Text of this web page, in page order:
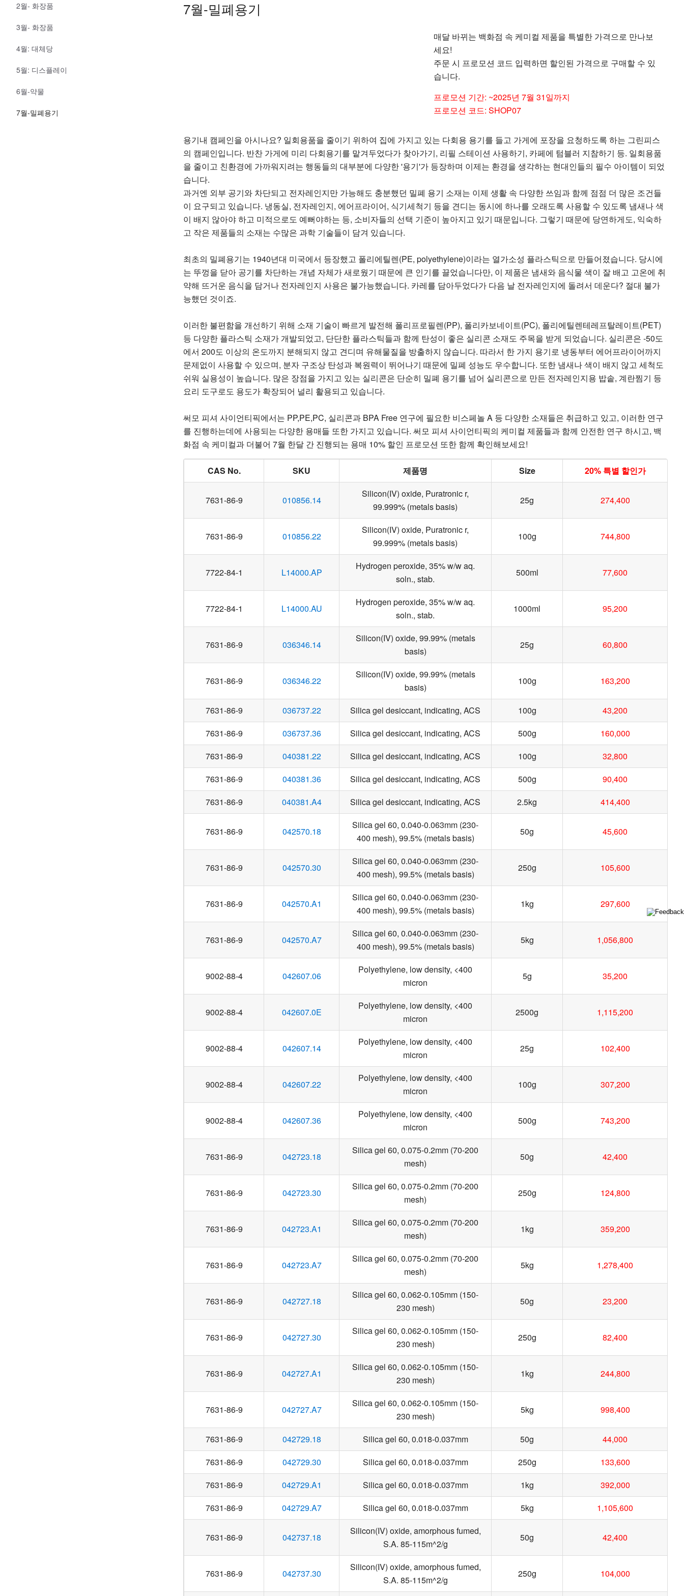
2월- 화장품
3월- 화장품
4월: 대체당
5월: 디스플레이
6월-약물
7월-밀폐용기
7월-밀폐용기
매달 바뀌는 백화점 속 케미컬 제품을 특별한 가격으로 만나보
세요!
주문 시 프로모션 코드 입력하면 할인된 가격으로 구매할 수 있
습니다.
프로모션 기간: ~2025년 7월 31일까지
프로모션 코드: SHOP07
용기내 캠페인을 아시나요? 일회용품을 줄이기 위하여 집에 가지고 있는 다회용 용기를 들고 가게에 포장을 요청하도록 하는 그린피스
의 캠페인입니다. 반찬 가게에 미리 다회용기를 맡겨두었다가 찾아가기, 리필 스테이션 사용하기, 카페에 텀블러 지참하기 등. 일회용품
을 줄이고 친환경에 가까워지려는 행동들의 대부분에 다양한 '용기'가 등장하며 이제는 환경을 생각하는 현대인들의 필수 아이템이 되었
습니다.
과거엔 외부 공기와 차단되고 전자레인지만 가능해도 충분했던 밀폐 용기 소재는 이제 생활 속 다양한 쓰임과 함께 점점 더 많은 조건들
이 요구되고 있습니다. 냉동실, 전자레인지, 에어프라이어, 식기세척기 등을 견디는 동시에 하나를 오래도록 사용할 수 있도록 냄새나 색
이 배지 않아야 하고 미적으로도 예뻐야하는 등, 소비자들의 선택 기준이 높아지고 있기 때문입니다. 그렇기 때문에 당연하게도, 익숙하
고 작은 제품들의 소재는 수많은 과학 기술들이 담겨 있습니다.
최초의 밀폐용기는 1940년대 미국에서 등장했고 폴리에틸렌(PE, polyethylene)이라는 열가소성 플라스틱으로 만들어졌습니다. 당시에
는 뚜껑을 닫아 공기를 차단하는 개념 자체가 새로웠기 때문에 큰 인기를 끌었습니다만, 이 제품은 냄새와 음식물 색이 잘 배고 고온에 취
약해 뜨거운 음식을 담거나 전자레인지 사용은 불가능했습니다. 카레를 담아두었다가 다음 날 전자레인지에 돌려서 데운다? 절대 불가
능했던 것이죠.
이러한 불편함을 개선하기 위해 소재 기술이 빠르게 발전해 폴리프로필렌(PP), 폴리카보네이트(PC), 폴리에틸렌테레프탈레이트(PET)
등 다양한 플라스틱 소재가 개발되었고, 단단한 플라스틱들과 함께 탄성이 좋은 실리콘 소재도 주목을 받게 되었습니다. 실리콘은 -50도
에서 200도 이상의 온도까지 분해되지 않고 견디며 유해물질을 방출하지 않습니다. 따라서 한 가지 용기로 냉동부터 에어프라이어까지
문제없이 사용할 수 있으며, 분자 구조상 탄성과 복원력이 뛰어나기 때문에 밀폐 성능도 우수합니다. 또한 냄새나 색이 배지 않고 세척도
쉬워 실용성이 높습니다. 많은 장점을 가지고 있는 실리콘은 단순히 밀폐 용기를 넘어 실리콘으로 만든 전자레인지용 밥솥, 계란찜기 등
요리 도구로도 용도가 확장되어 널리 활용되고 있습니다.
써모 피셔 사이언티픽에서는 PP,PE,PC, 실리콘과 BPA Free 연구에 필요한 비스페놀 A 등 다양한 소재들은 취급하고 있고, 이러한 연구
를 진행하는데에 사용되는 다양한 용매들 또한 가지고 있습니다. 써모 피셔 사이언티픽의 케미컬 제품들과 함께 안전한 연구 하시고, 백
화점 속 케미컬과 더불어 7월 한달 간 진행되는 용매 10% 할인 프로모션 또한 함께 확인해보세요!
CAS No. SKU 제품명 Size 20% 특별 할인가
7631-86-9 010856.14
Silicon(IV) oxide, Puratronic r,
99.999% (metals basis)
25g 274,400
7631-86-9 010856.22
Silicon(IV) oxide, Puratronic r,
99.999% (metals basis)
100g 744,800
7722-84-1 L14000.AP
Hydrogen peroxide, 35% w/w aq.
soln., stab.
500ml 77,600
7722-84-1 L14000.AU
Hydrogen peroxide, 35% w/w aq.
soln., stab.
1000ml 95,200
7631-86-9 036346.14
Silicon(IV) oxide, 99.99% (metals
basis)
25g 60,800
7631-86-9 036346.22
Silicon(IV) oxide, 99.99% (metals
basis)
100g 163,200
7631-86-9 036737.22 Silica gel desiccant, indicating, ACS 100g
43,200
7631-86-9
036737.36 Silica gel desiccant, indicating, ACS 500g
160,000
7631-86-9
040381.22 Silica gel desiccant, indicating, ACS 100g
32,800
7631-86-9
040381.36 Silica gel desiccant, indicating, ACS 500g
90,400
7631-86-9
040381.A4 Silica gel desiccant, indicating, ACS 2.5kg 414,400
7631-86-9 042570.18
Silica gel 60, 0.040-0.063mm (230-
400 mesh), 99.5% (metals basis)
50g 45,600
7631-86-9 042570.30
Silica gel 60, 0.040-0.063mm (230-
400 mesh), 99.5% (metals basis)
250g 105,600
7631-86-9 042570.A1
Silica gel 60, 0.040-0.063mm (230-
400 mesh), 99.5% (metals basis)
1kg 297,600
7631-86-9 042570.A7
Silica gel 60, 0.040-0.063mm (230-
400 mesh), 99.5% (metals basis)
5kg 1,056,800
9002-88-4 042607.06
Polyethylene, low density, <400
micron
5g 35,200
9002-88-4 042607.0E
Polyethylene, low density, <400
micron
2500g 1,115,200
9002-88-4 042607.14
Polyethylene, low density, <400
micron
25g 102,400
9002-88-4 042607.22
Polyethylene, low density, <400
micron
100g 307,200
9002-88-4 042607.36
Polyethylene, low density, <400
micron
500g 743,200
7631-86-9 042723.18
Silica gel 60, 0.075-0.2mm (70-200
mesh)
50g 42,400
7631-86-9 042723.30
Silica gel 60, 0.075-0.2mm (70-200
mesh)
250g 124,800
7631-86-9 042723.A1
Silica gel 60, 0.075-0.2mm (70-200
mesh)
1kg 359,200
7631-86-9 042723.A7
Silica gel 60, 0.075-0.2mm (70-200
mesh)
5kg 1,278,400
7631-86-9 042727.18
Silica gel 60, 0.062-0.105mm (150-
230 mesh)
50g 23,200
7631-86-9 042727.30
Silica gel 60, 0.062-0.105mm (150-
230 mesh)
250g 82,400
7631-86-9 042727.A1
Silica gel 60, 0.062-0.105mm (150-
230 mesh)
1kg 244,800
7631-86-9 042727.A7
Silica gel 60, 0.062-0.105mm (150-
230 mesh)
5kg 998,400
7631-86-9 042729.18 Silica gel 60, 0.018-0.037mm 50g
44,000
7631-86-9
042729.30 Silica gel 60, 0.018-0.037mm 250g
133,600
7631-86-9
042729.A1 Silica gel 60, 0.018-0.037mm 1kg
392,000
7631-86-9
042729.A7 Silica gel 60, 0.018-0.037mm 5kg 1,105,600
7631-86-9 042737.18
Silicon(IV) oxide, amorphous fumed,
S.A. 85-115m^2/g
50g 42,400
7631-86-9 042737.30
Silicon(IV) oxide, amorphous fumed,
S.A. 85-115m^2/g
250g 104,000